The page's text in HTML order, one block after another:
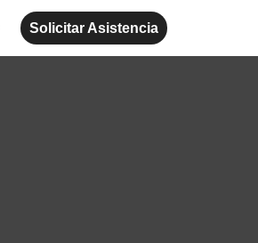
Solicitar Asistencia